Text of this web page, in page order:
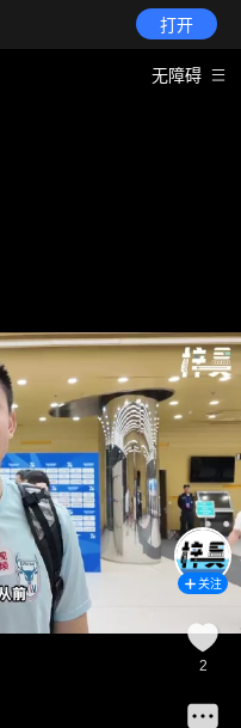
打开
无障碍
关注
2